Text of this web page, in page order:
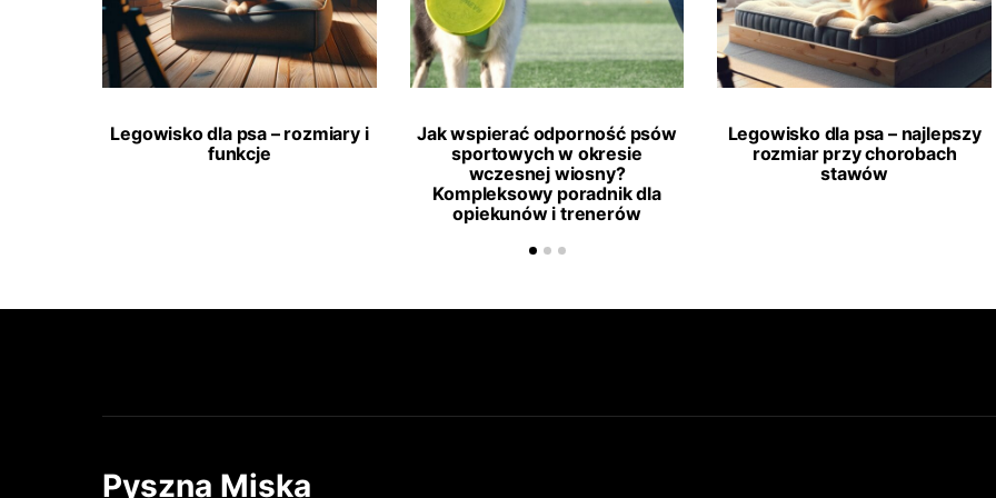
Legowisko dla psa – rozmiary i
funkcje
Jak wspierać odporność psów
sportowych w okresie
wczesnej wiosny?
Kompleksowy poradnik dla
opiekunów i trenerów
Legowisko dla psa – najlepszy
rozmiar przy chorobach
stawów
Pyszna Miska